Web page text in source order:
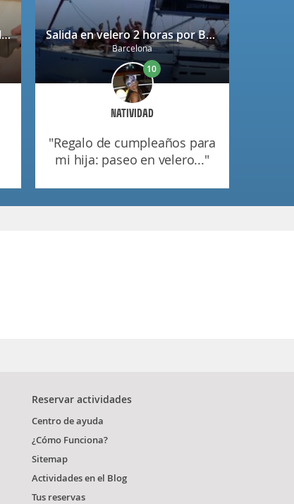
Bono regalo Chef Caprabo: taller de cocina a escoger con degustación Salida en velero 2 horas por Barcelona
Barcelona
NATIVIDAD
10
"regalo de cumpleaños para
mi hija: paseo en velero..."
Reservar actividades
Centro de ayuda
¿Cómo Funciona?
Sitemap
Actividades en el Blog
Tus reservas